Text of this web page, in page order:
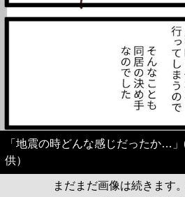
「地震の時どんな感じだったか…
供）
まだまだ画像は続きます